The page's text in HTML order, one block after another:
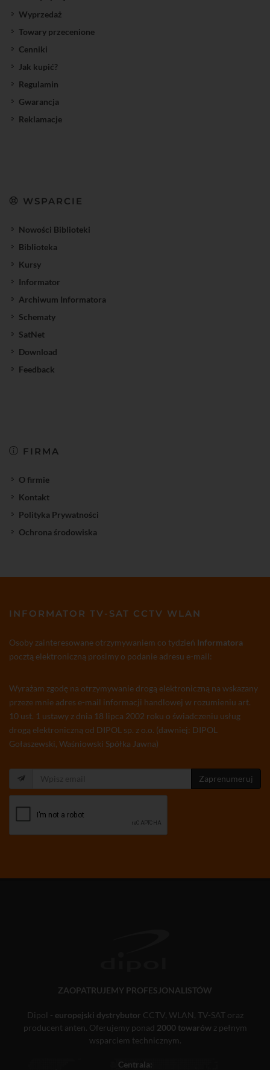
Wyprzedaż
Towary przecenione
Cenniki
Jak kupić?
Regulamin
Gwarancja
Reklamacje
WSPARCIE
Nowości Biblioteki
Biblioteka
Kursy
Informator
Archiwum Informatora
Schematy
SatNet
Download
Feedback
FIRMA
O firmie
Kontakt
Polityka Prywatności
Ochrona środowiska
INFORMATOR TV-SAT CCTV WLAN
Osoby zainteresowane otrzymywaniem co tydzień Informatora
pocztą elektroniczną prosimy o podanie adresu e-mail:
Wyrażam zgodę na otrzymywanie drogą elektroniczną na wskazany
przeze mnie adres e-mail informacji handlowej w rozumieniu art.
10 ust. 1 ustawy z dnia 18 lipca 2002 roku o świadczeniu usług
drogą elektroniczną od DIPOL sp. z o.o. (dawniej: DIPOL
Gołaszewski, Waśniowski Spółka Jawna)
Zaprenumeruj
ZAOPATRUJEMY PROFESJONALISTÓW
Dipol - europejski dystrybutor CCTV, WLAN, TV-SAT oraz
producent anten. Oferujemy ponad 2000 towarówz pełnym
wsparciem technicznym.
Centrala: